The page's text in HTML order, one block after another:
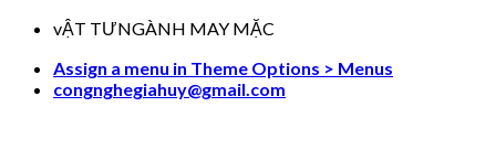
Skip
content
vẬT TƯNGÀNH MAY MẶC
Assign a menu in Theme Options > Menus
congnghegiahuy@gmail.com